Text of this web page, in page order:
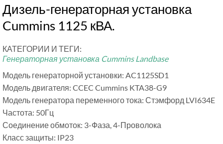
Дизель-генераторная установка
Cummins 1125 кВА.
КАТЕГОРИИ И ТЕГИ:
Генераторная установка Cummins Landbase
Модель генераторной установки: AC1125SD1
Модель двигателя: CCEC Cummins KTA38-G9
Модель генератора переменного тока: Стэмфорд LVI634E
Частота: 50Гц
Соединение обмоток: 3-Фаза, 4-Проволока
Класс защиты: IP23